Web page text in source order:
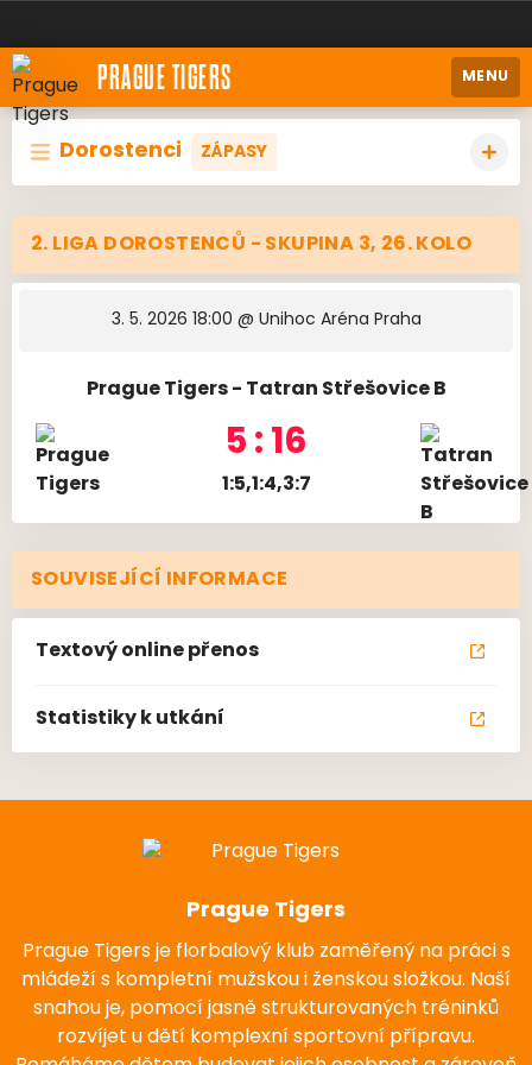
PRAGUE TIGERS MENU
Dorostenci ZÁPASY
2. LIGA DOROSTENCŮ - SKUPINA 3, 26. KOLO
3. 5. 2026 18:00 @ Unihoc Aréna Praha
Prague Tigers - Tatran Střešovice B
5 : 16
1:5,1:4,3:7
SOUVISEJÍCÍ INFORMACE
Textový online přenos
Statistiky k utkání
Prague Tigers
Prague Tigers je florbalový klub zaměřený na práci s
mládeží s kompletní mužskou i ženskou složkou. Naší
snahou je, pomocí jasně strukturovaných tréninků
rozvíjet u dětí komplexní sportovní přípravu.